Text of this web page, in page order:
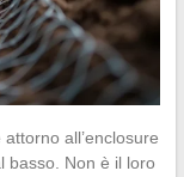
all’enclosure
basso. Non è il loro